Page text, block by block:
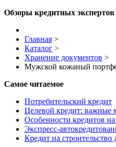
Обзоры кредитных экспертов
Главная >
Каталог >
Хранение документов >
Мужской кожаный
Самое читаемое
Потребительский кредит
Целевой кредит: важные
Особенности кредитов на
Экспресс-
Кредит на строительство